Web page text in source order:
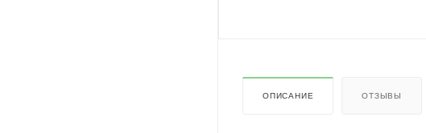
ОПИСАНИЕ ОТЗЫВЫ